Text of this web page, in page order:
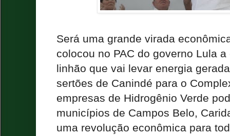
Será uma grande virada
colocou no PAC do governo Lula
linhão que vai levar energia
sertões de Canindé para o
empresas de Hidrogênio Verde
municípios de Campos Belo,
uma revolução econômica para